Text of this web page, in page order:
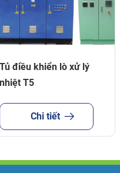
Tủ điều khiển lò xử lý
nhiệt T5
Chi tiết